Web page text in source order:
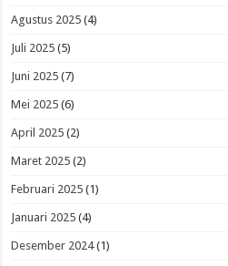
Agustus 2025 (4)
Juli 2025 (5)
Juni 2025 (7)
Mei 2025 (6)
April 2025 (2)
Maret 2025 (2)
Februari 2025 (1)
Januari 2025 (4)
Desember 2024(1)